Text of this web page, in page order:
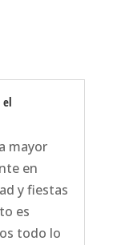
el
mayor
en
y fiestas
es
todo lo